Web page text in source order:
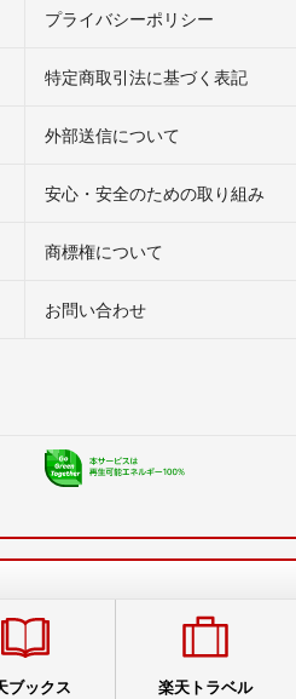
プライバシーポリシー
特定商取引法に基づく表記
外部送信について
安心・安全のための取り組み
商標権について
お問い合わせ
ブックス 楽天トラベル